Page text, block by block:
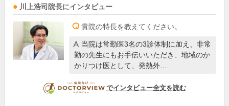
川上浩司 院長にインタビュー
貴院の特長を教えてください。
当院は常勤医3名の3診体制に加え、非常
勤の先生にもお手伝いいただき、地域のか
かりつけ医として、発熱外…
DOCTORVIEW
でインタビュー全文を読む